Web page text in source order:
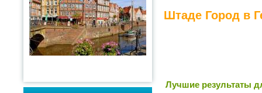
Штаде Город в
Лучшие результаты